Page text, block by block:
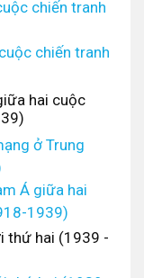
chiến tranh
chiến tranh
hai cuộc
ở Trung
Á giữa hai
1939)
thứ hai (1939 -